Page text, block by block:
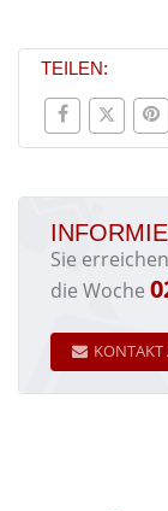
TEILEN:
Sie
die Woche